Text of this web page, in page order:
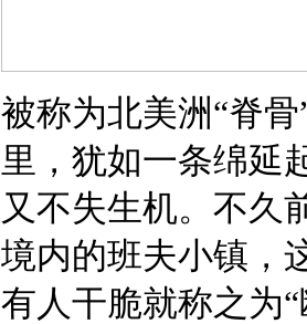
被称为北美洲“脊
里，犹如一条绵延
又不失生机。不久
境内的班夫小镇，
有人干脆就称之为